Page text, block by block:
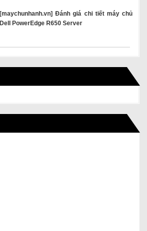
[maychunhanh.vn] Đánh giá chi tiết máy chủ
Dell PowerEdge R650 Server